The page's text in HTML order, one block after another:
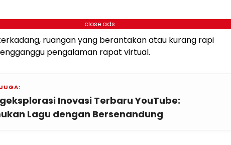
close ads
ruangan yang berantakan atau kurang rapi
pengalaman rapat virtual.
Inovasi Terbaru YouTube:
Lagu dengan Bersenandung